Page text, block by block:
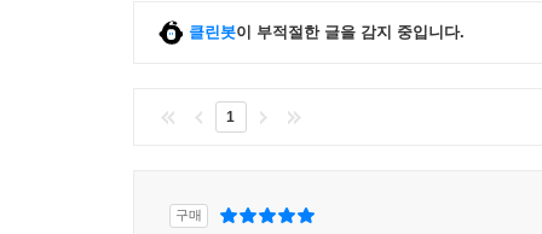
클린봇이 부적절한 글을 감지 중입니다.
1
구매